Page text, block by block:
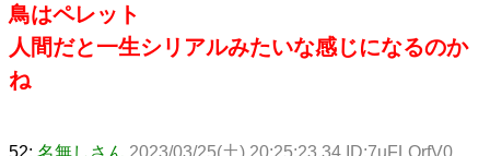
鳥はペレット
人間だと一生シリアルみたいな感じになるのか
ね
52: 名無しさん 2023/03/25(土) 20:25:23.34 ID:7uFLOrfV0